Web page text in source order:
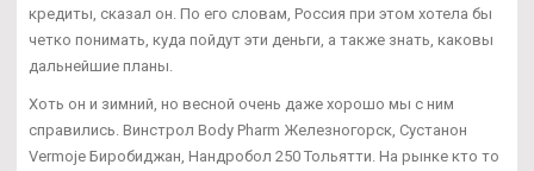
кредиты, сказал он. По его словам, Россия при этом хотела бы
четко понимать, куда пойдут эти деньги, а также знать, каковы
дальнейшие планы.
Хоть он и зимний, но весной очень даже хорошо мы с ним
справились. Винстрол Body Pharm Железногорск, Сустанон
Vermoje Биробиджан, Нандробол 250 Тольятти. На рынке кто то